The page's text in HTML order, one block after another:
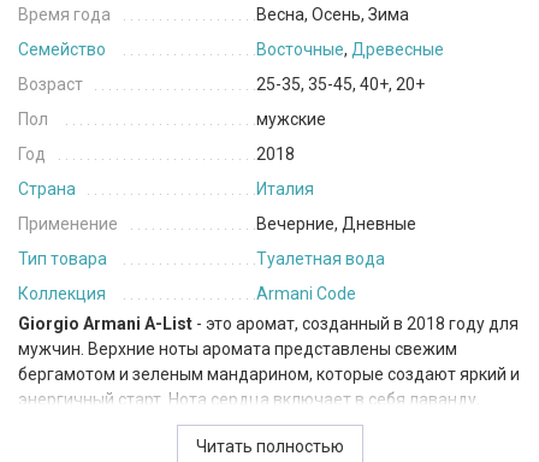
Время года
Весна, Осень, Зима
Семейство
Восточные, Древесные
Возраст
25-35, 35-45, 40+, 20+
Пол
мужские
Год
2018
Страна
Италия
Применение
Вечерние, Дневные
Тип товара
Туалетная вода
Коллекция
Armani Code
Giorgio Armani A-List - это аромат, созданный в 2018 году для
мужчин. Верхние ноты аромата представлены свежим
бергамотом и зеленым мандарином, которые создают яркий и
энергичный старт. Нота сердца включает в себя лаванду,
которая добавляет аромату изысканности и элегантности.
Базовые ноты состоят из тонка-бобов и гваяка, которые
Читать полностью